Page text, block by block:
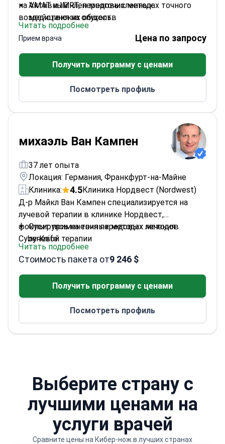
Выберите страну с
лучшими ценами на
услуги врачей
Сравните цены на Кибер-нож в лучших странах
на VMAT и IMRT, передовых методах точного
воздействия на опухоль.
Активный член многочисленных
медицинских обществ
Член-основатель Междисциплинарной
группы по заболеваниям головы и шеи
Немецкого онкологического общества
Председатель Онкологического центра
Берлина и группы радиоонкологии EORTC
Прошел обучение в университетах
Гейдельберга и Киля
Читать подробнее
Прием врача Цена по запросу
Получить программу с ценами
Посмотреть профиль
михаэль Ван Кампен
37 лет опыта
Локация: Германия, Франкфурт-на-Майне
Клиника:
4.5Клиника Нордвест (Nordwest)
Д-р Майкл Ван Кампен специализируется на
лучевой терапии в клинике Нордвест,
фокусируясь на точных методах лечения
CyberKnife.
Опыт применения передовых методов
лучевой терапии
Работает в клинике Нордвест — ведущем
центре лучевой терапии
Приверженность индивидуальным планам
лечения для каждого пациента
Читать подробнее
Стоимость пакета от9 246 $
Получить программу с ценами
Посмотреть профиль